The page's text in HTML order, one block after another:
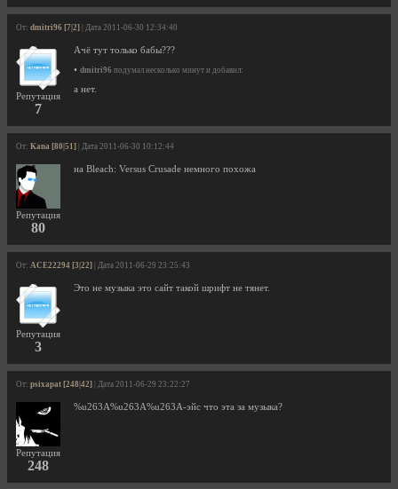
От: dmitri96 [7|2] | Дата 2011-06-30 12:34:40
Репутация
7
Ачё тут только бабы???
• dmitri96 подумал несколько минут и добавил:
а нет.
От: Kana [80|51] | Дата 2011-06-30 10:12:44
Репутация
80
на Bleach: Versus Crusade немного похожа
От: ACE22294 [3|22] | Дата 2011-06-29 23:25:43
Репутация
3
Это не музыка это сайт такой шрифт не тянет.
От: psixapat [248|42] | Дата 2011-06-29 23:22:27
Репутация
248
%u263A%u263A%u263A-эйс что эта за музыка?